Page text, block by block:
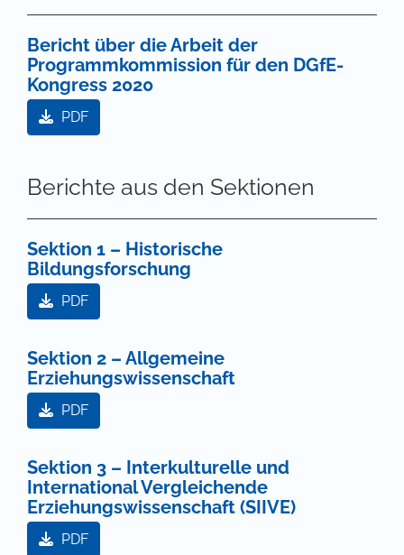
Bericht über die Arbeit der
Programmkommission für den DGfE-
Kongress 2020
PDF
Berichte aus den Sektionen
Sektion 1 – Historische
Bildungsforschung
PDF
Sektion 2 – Allgemeine
Erziehungswissenschaft
PDF
Sektion 3 – Interkulturelle und
International Vergleichende
Erziehungswissenschaft (SIIVE)
PDF